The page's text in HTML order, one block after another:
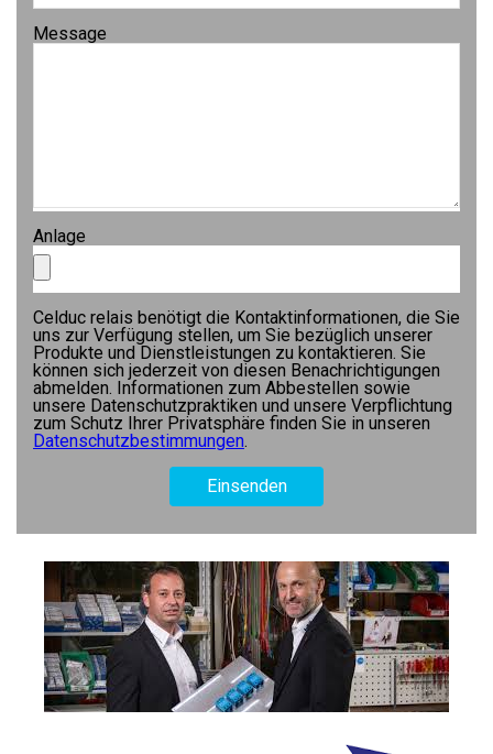
Message
Anlage
Celduc relais benötigt die Kontaktinformationen, die Sie
uns zur Verfügung stellen, um Sie bezüglich unserer
Produkte und Dienstleistungen zu kontaktieren. Sie
können sich jederzeit von diesen Benachrichtigungen
abmelden. Informationen zum Abbestellen sowie
unsere Datenschutzpraktiken und unsere Verpflichtung
zum Schutz Ihrer Privatsphäre finden Sie in unseren
Datenschutzbestimmungen.